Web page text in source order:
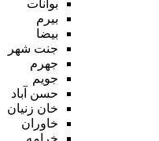
بوانات
بیرم
بیضا
جنت شهر
جهرم
جویم
حسن آباد
خان زنیان
خاوران
خرامه